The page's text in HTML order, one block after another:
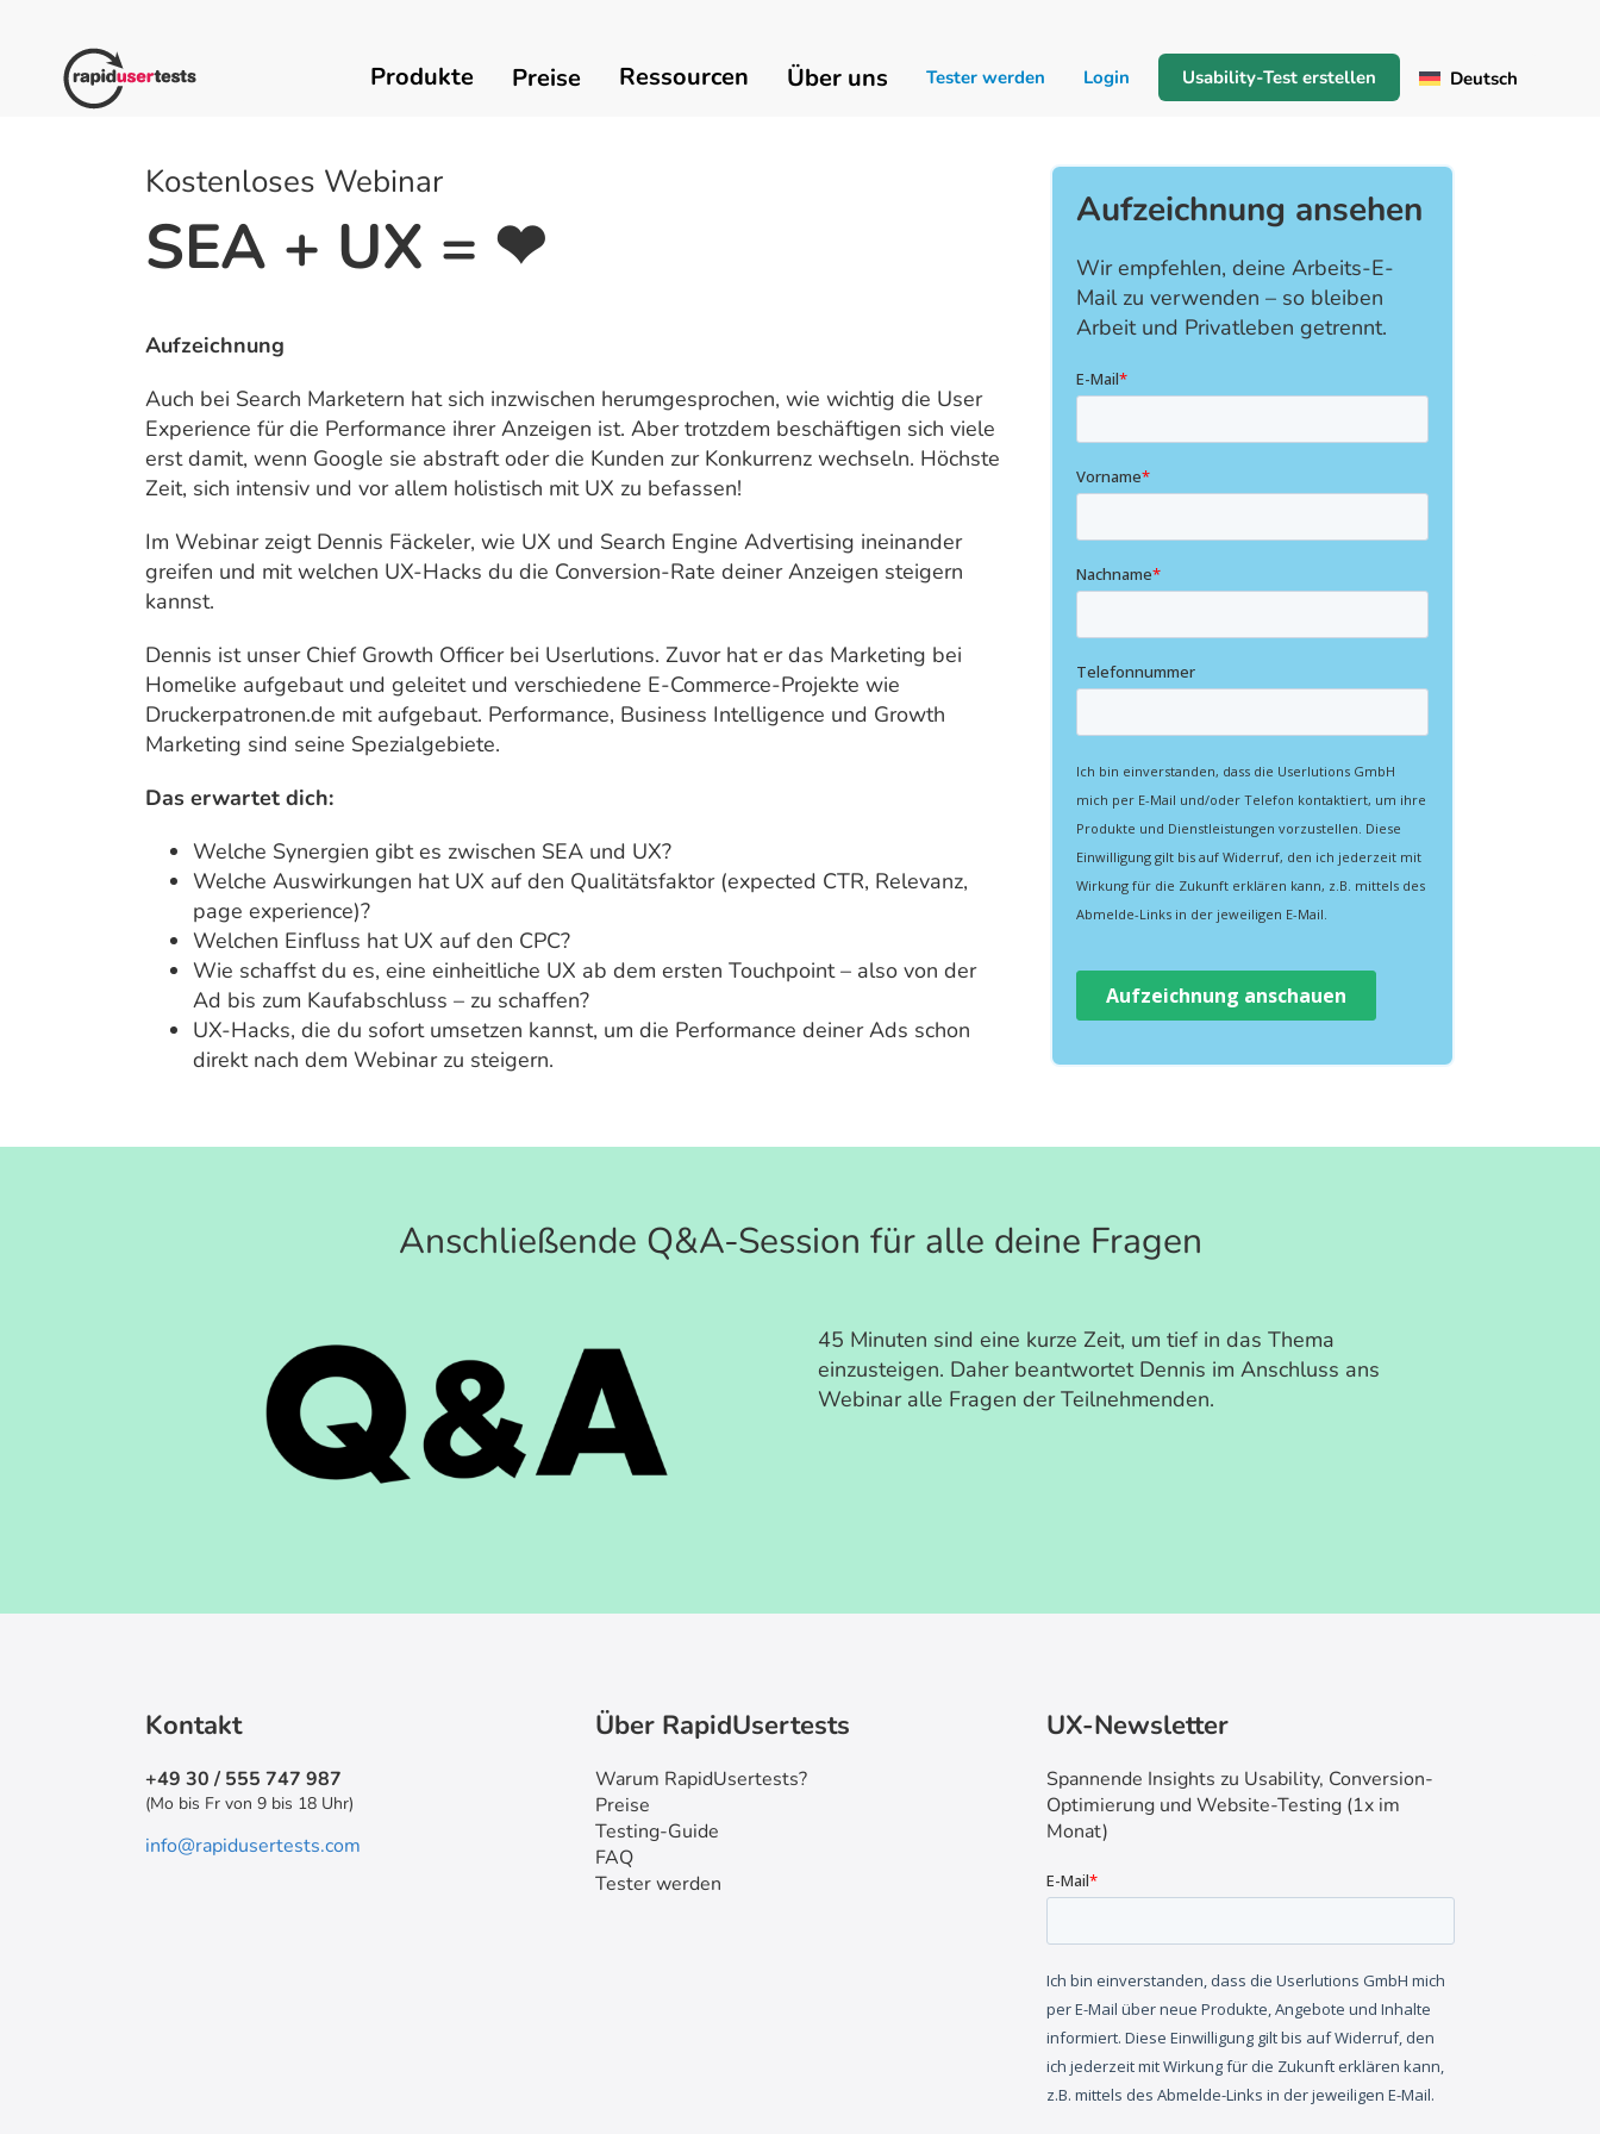
springen
Produkte Preise Ressourcen Über uns Tester werden Login Usability-Test erstellen Deutsch
Kostenloses Webinar
SEA + UX = ❤
Aufzeichnung
Auch bei Search Marketern hat sich inzwischen herumgesprochen, wie wichtig die User
Experience für die Performance ihrer Anzeigen ist. Aber trotzdem beschäftigen sich viele
erst damit, wenn Google sie abstraft oder die Kunden zur Konkurrenz wechseln. Höchste
Zeit, sich intensiv und vor allem holistisch mit UX zu befassen!
Im Webinar zeigt Dennis Fäckeler, wie UX und Search Engine Advertising ineinander
greifen und mit welchen UX-Hacks du die Conversion-Rate deiner Anzeigen steigern
kannst.
Dennis ist unser Chief Growth Officer bei Userlutions. Zuvor hat er das Marketing bei
Homelike aufgebaut und geleitet und verschiedene E-Commerce-Projekte wie
Druckerpatronen.de mit aufgebaut. Performance, Business Intelligence und Growth
Marketing sind seine Spezialgebiete.
Das erwartet dich:
Welche Synergien gibt es zwischen SEA und UX?
Welche Auswirkungen hat UX auf den Qualitätsfaktor (expected CTR, Relevanz,
page experience)?
Welchen Einfluss hat UX auf den CPC?
Wie schaffst du es, eine einheitliche UX ab dem ersten Touchpoint – also von der
Ad bis zum Kaufabschluss – zu schaffen?
UX-Hacks, die du sofort umsetzen kannst, um die Performance deiner Ads schon
direkt nach dem Webinar zu steigern.
Aufzeichnung ansehen
Wir empfehlen, deine Arbeits-E-
Mail zu verwenden – so bleiben
Arbeit und Privatleben getrennt.
Anschließende Q&A-Session für alle deine Fragen
45 Minuten sind eine kurze Zeit, um tief in das Thema
einzusteigen. Daher beantwortet Dennis im Anschluss ans
Webinar alle Fragen der Teilnehmenden.
Kontakt
+49 30 / 555 747 987
(Mo bis Fr von 9 bis 18 Uhr)
info@rapidusertests.com
Über RapidUsertests
Warum RapidUsertests?
Preise
Testing-Guide
FAQ
Tester werden
UX-Newsletter
Spannende Insights zu Usability, Conversion-
Optimierung und Website-Testing (1x im
Monat)